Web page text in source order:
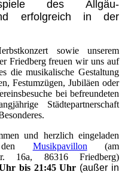
des Allgäu-
erfolgreich in der
sowie unserem
Friedberg freuen wir uns auf
die musikalische Gestaltung
Festumzügen, Jubiläen oder
bei befreundeten
Städtepartnerschaft
und herzlich eingeladen
Musikpavillon (am
16a, 86316 Friedberg)
bis 21:45 Uhr (außer in